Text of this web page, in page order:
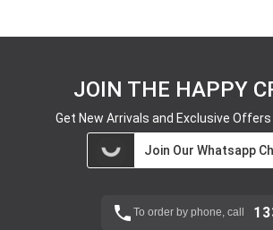
JOIN THE HAPPY
Get New Arrivals and Exclusive Offers
Join Our Whatsapp
To order by phone, call